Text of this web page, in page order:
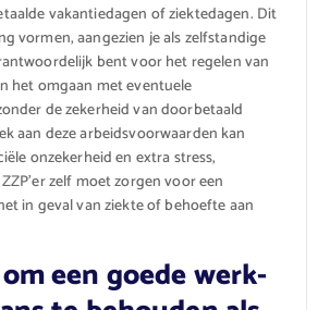
vakantiedagen of ziektedagen. Dit
vormen, aangezien je als zelfstandige
bent voor het regelen van
het omgaan met eventuele
de zekerheid van doorbetaald
aan deze arbeidsvoorwaarden kan
onzekerheid en extra stress,
zelf moet zorgen voor een
in geval van ziekte of behoefte aan
een goede werk-